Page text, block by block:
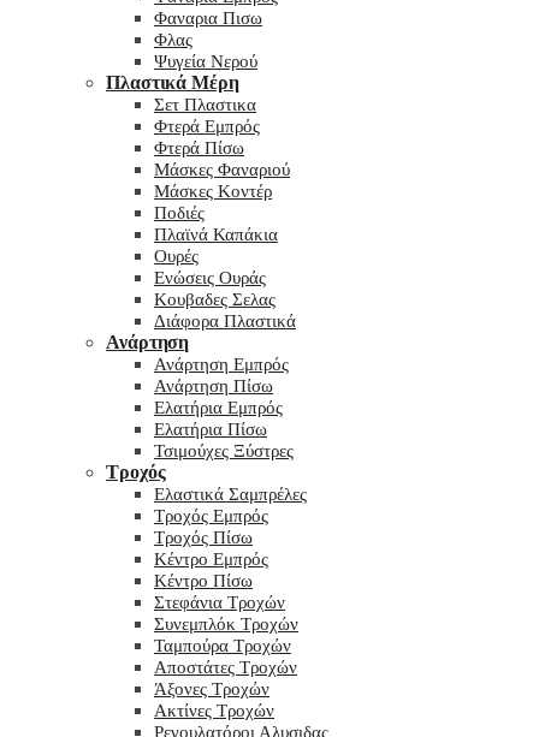
Φαναρια Πισω
Φλας
Ψυγεία Νερού
Πλαστικά Μέρη
Σετ Πλαστικα
Φτερά Εμπρός
Φτερά Πίσω
Μάσκες Φαναριού
Μάσκες Κοντέρ
Ποδιές
Πλαϊνά Καπάκια
Ουρές
Ενώσεις Ουράς
Κουβαδες Σελας
Διάφορα Πλαστικά
Ανάρτηση
Ανάρτηση Εμπρός
Ανάρτηση Πίσω
Ελατήρια Εμπρός
Ελατήρια Πίσω
Τσιμούχες Ξύστρες
Τροχός
Ελαστικά Σαμπρέλες
Τροχός Εμπρός
Τροχός Πίσω
Κέντρο Εμπρός
Κέντρο Πίσω
Στεφάνια Τροχών
Συνεμπλόκ Τροχών
Ταμπούρα Τροχών
Αποστάτες Τροχών
Άξονες Τροχών
Ακτίνες Τροχών
Ρεγουλατόροι Αλυσιδας